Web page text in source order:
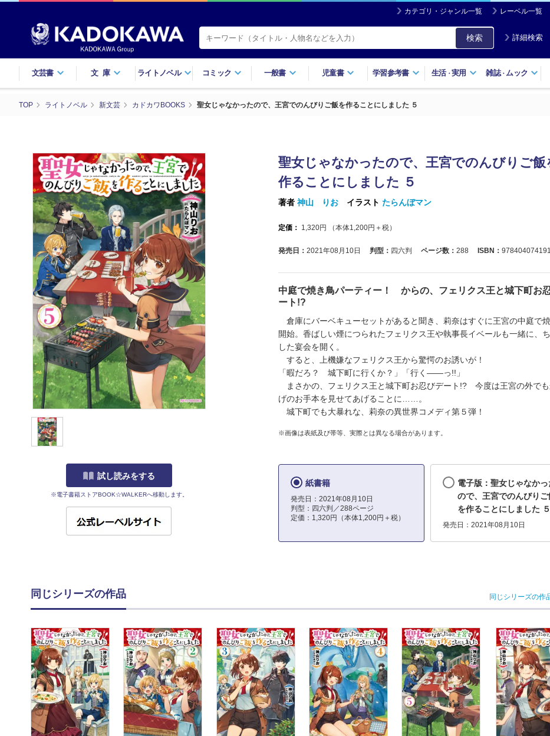
カテゴリ・ジャンル一覧 レーベル一覧
検索 詳細検索
文芸書 文庫 ライトノベル コミック 一般書 児童書 学習参考書 生活・実用 雑誌・ ムック
TOP ライトノベル 新文芸 カドカワBOOKS 聖女じゃなかったので、王宮でのんびりご飯を作ることにしました ５
試し読みをする
※電子書籍ストアBOOK☆WALKERへ移動します。
聖女じゃなかったので、王宮でのんびりご飯
作ることにしました ５
著者 神山 りお イラスト たらんぼマン
定価： 1,320円 （本体1,200円＋税）
発売日： 2021年08月10日 判型： 四六判 ページ数： 288 ISBN：
中庭で焼き鳥パーティー！ からの、フェリクス王と城下町お
ート!?
倉庫にバーベキューセットがあると聞き、莉奈はすぐに王宮の中庭で
開始。香ばしい煙につられたフェリクス王や執事長イベールも一緒に、
した宴会を開く。
すると、上機嫌なフェリクス王から驚愕のお誘いが！
「暇だろ？ 城下町に行くか？」「行く――っ!!」
まさかの、フェリクス王と城下町お忍びデート!? 今度は王宮の外でも
げのお手本を見せてあげることに……。
城下町でも大暴れな、莉奈の異世界コメディ第５弾！
※画像は表紙及び帯等、実際とは異なる場合があります。
紙書籍
発売日：2021年08月10日
判型：四六判／288ページ
定価：1,320円（本体1,200円＋税）
電子版：聖女じゃなかっ
ので、王宮でのんびりご
を作ることにしました ５
発売日：2021年08月10日
同じシリーズの作品 同じシリーズの作